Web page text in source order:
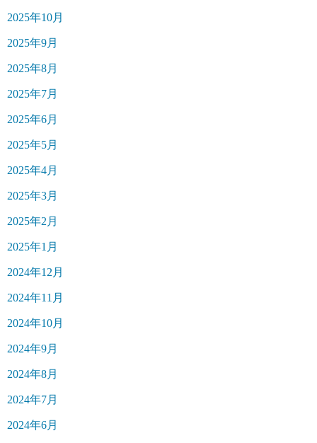
2025年10月
2025年9月
2025年8月
2025年7月
2025年6月
2025年5月
2025年4月
2025年3月
2025年2月
2025年1月
2024年12月
2024年11月
2024年10月
2024年9月
2024年8月
2024年7月
2024年6月